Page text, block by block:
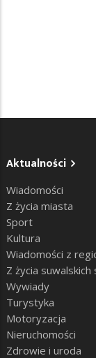
Aktualności
Wiadomości
Z życia miasta
Sport
Kultura
Wiadomości z
Z życia suwalskich
Wywiady
Turystyka
Motoryzacja
Nieruchomości
Zdrowie i uroda